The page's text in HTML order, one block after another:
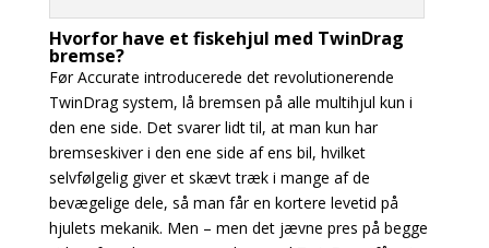
Hvorfor have et fiskehjul med TwinDrag
bremse?
Før Accurate introducerede det revolutionerende
TwinDrag system, lå bremsen på alle multihjul kun i
den ene side. Det svarer lidt til, at man kun har
bremseskiver i den ene side af ens bil, hvilket
selvfølgelig giver et skævt træk i mange af de
bevægelige dele, så man får en kortere levetid på
hjulets mekanik. Men – men det jævne pres på begge